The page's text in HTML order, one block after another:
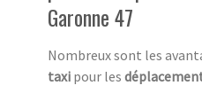
Garonne 47
Nombreux sont les
taxi pour les